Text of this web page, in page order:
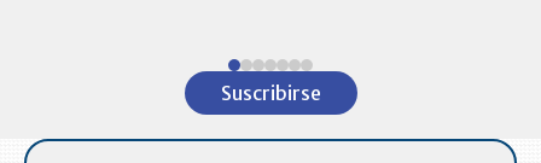
Suscribirse